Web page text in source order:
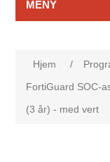
MENY
Hjem /
FortiGuard SOC-
(3 år) - med vert